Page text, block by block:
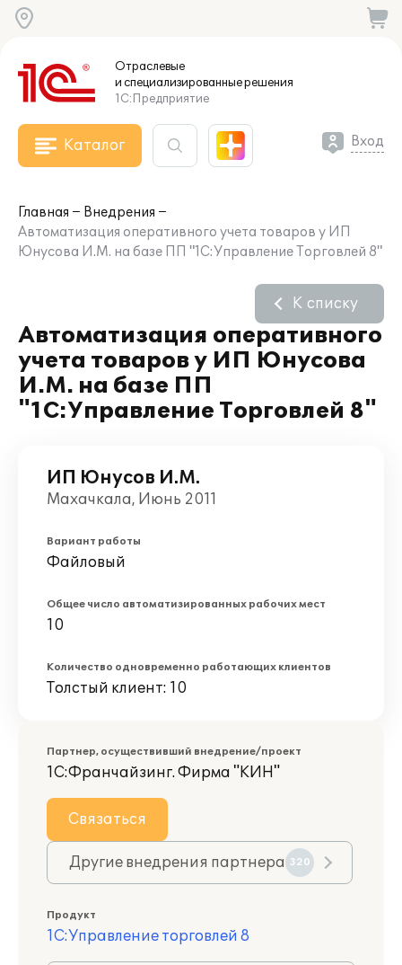
Отраслевые
и специализированныерешения
1С:Предприятие
Каталог Вход
Главная
Внедрения
Автоматизация оперативного учета товаров у ИП
Юнусова И.М. на базе ПП "1С:Управление Торговлей 8"
Автоматизация оперативного
учета товаров у ИП Юнусова
И.М. на базе ПП
"1С:Управление Торговлей 8"
К списку
ИП Юнусов И.М.
Махачкала, Июнь 2011
Вариант работы
Файловый
Общее число автоматизированных рабочих мест
10
Количество одновременно работающих клиентов
Толстый клиент: 10
Партнер, осуществивший внедрение/проект
1С:Франчайзинг. Фирма "КИН"
Связаться
Другие внедрения партнера 320
Продукт
1С:Управление торговлей 8